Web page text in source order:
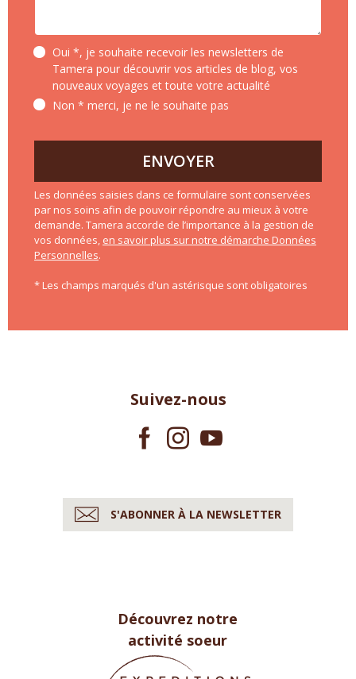
Oui *, je souhaite recevoir les newsletters de
Tamera pour découvrir vos articles de blog, vos
nouveaux voyages et toute votre actualité
Non * merci, je ne le souhaite pas
ENVOYER
Les données saisies dans ce formulaire sont conservées
par nos soins afin de pouvoir répondre au mieux à votre
demande. Tamera accorde de l’importance à la gestion de
vos données, en savoir plus sur notre démarche Données
Personnelles.
* Les champs marqués d'un astérisque sont obligatoires
Suivez-nous
S'ABONNER À LA NEWSLETTER
Découvrez notre
activité soeur